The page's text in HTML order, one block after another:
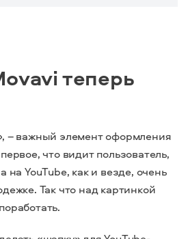
теперь
– важный элемент оформления
что видит пользователь,
на YouTube, как и везде, очень
Так что над картинкой